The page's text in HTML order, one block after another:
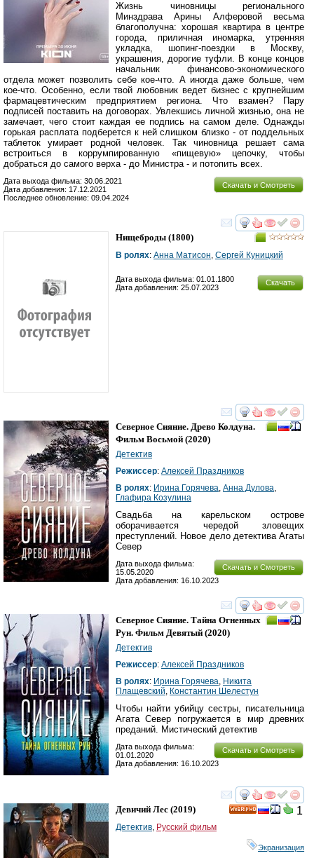
Жизнь чиновницы регионального
Минздрава Арины Алферовой весьма
благополучна: хорошая квартира в центре
города, приличная иномарка, утренняя
укладка, шопинг-поездки в Москву,
украшения, дорогие туфли. В конце концов
начальник финансово-экономического
отдела может позволить себе кое-что. А иногда даже больше, чем
кое-что. Особенно, если твой любовник ведет бизнес с крупнейшим
фармацевтическим предприятием региона. Что взамен? Пару
подписей поставить на договорах. Увлекшись личной жизнью, она не
замечает, чего стоит каждая ее подпись на самом деле. Однажды
горькая расплата подберется к ней слишком близко - от поддельных
таблеток умирает родной человек. Так чиновница решает сама
встроиться в коррумпированную «пищевую» цепочку, чтобы
добраться до самого верха - до Министра - и потопить всех.
Скачать и Смотреть
Дата выхода фильма: 30.06.2021
Дата добавления: 17.12.2021
Последнее обновление: 09.04.2024
смотреть
Нищеброды (1800)
В ролях: Анна Матисон, Сергей Куницкий
Скачать
Дата выхода фильма: 01.01.1800
Дата добавления: 25.07.2023
смотреть
Северное Сияние. Древо Колдуна.
Фильм Восьмой (2020)
Детектив
Режиссер: Алексей Праздников
В ролях: Ирина Горячева, Анна Дулова,
Глафира Козулина
Свадьба на карельском острове
оборачивается чередой зловещих
преступлений. Новое дело детектива Агаты
Север
Скачать и Смотреть
Дата выхода фильма:
15.05.2020
Дата добавления: 16.10.2023
смотреть
Северное Сияние. Тайна Огненных
Рун. Фильм Девятый (2020)
Детектив
Режиссер: Алексей Праздников
В ролях: Ирина Горячева, Никита
Плащевский, Константин Шелестун
Чтобы найти убийцу сестры, писательница
Агата Север погружается в мир древних
преданий. Мистический детектив
Скачать и Смотреть
Дата выхода фильма:
01.01.2020
Дата добавления: 16.10.2023
смотреть
1
Девичий Лес (2019)
Детектив, Русский фильм
Экранизация